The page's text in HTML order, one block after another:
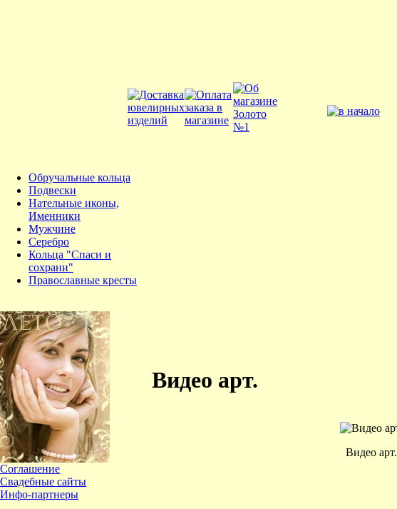
Обручальные кольца
Подвески
Нательные иконы,
Именники
Мужчине
Серебро
Кольца "Спаси и
сохрани"
Православные кресты
Соглашение
Свадебные сайты
Инфо-партнеры
Видео арт.
Видео арт.